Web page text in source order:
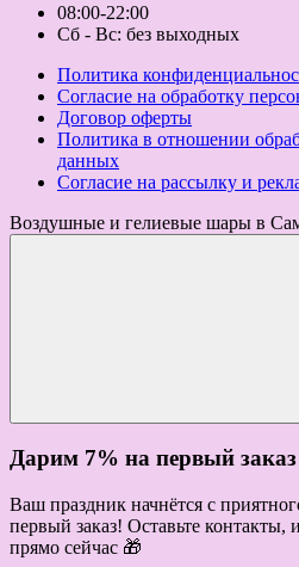
08:00-22:00
Сб - Вс: без выходных
Политика
Согласие на обработку
Договор оферты
Политика в отношении
данных
Согласие на рассылку и
Воздушные и гелиевые шары в
Дарим 7% на первый заказ
Ваш праздник начнётся с
первый заказ! Оставьте
прямо сейчас 🎁